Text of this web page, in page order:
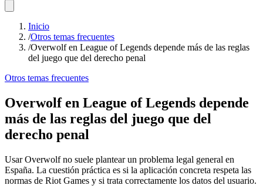
Inicio
/Otros temas frecuentes
/Overwolf en League of Legends depende más de las reglas
del juego que del derecho penal
Otros temas frecuentes
Overwolf en League of Legends depende
más de las reglas del juego que del
derecho penal
Usar Overwolf no suele plantear un problema legal general en
España. La cuestión práctica es si la aplicación concreta respeta las
normas de Riot Games y si trata correctamente los datos del usuario.